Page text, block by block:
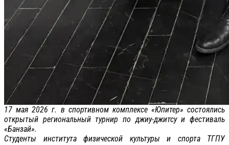
17 мая 2026 г. в спортивном комплексе «Юпитер» состоялись
открытый региональный турнир по джиу-джитсу и фестиваль
«Банзай».
Студенты института физической культуры и спорта ТГПУ